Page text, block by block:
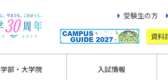
受験生の方
資料
学部・大学院 入試情報